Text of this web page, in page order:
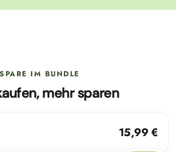
SPARE IM BUNDLE
mehr sparen
15,99 €